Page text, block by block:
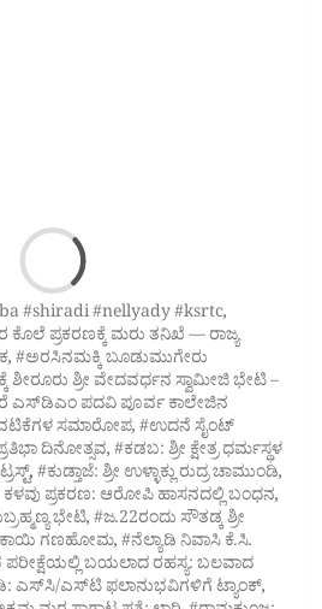
#shiradi #nellyady #ksrtc,
ಕೊಲೆ ಪ್ರಕರಣಕ್ಕೆ ಮರು ತನಿಖೆ — ರಾಜ್ಯ
,#ಅರಸಿನಮಕ್ಕಿ ಬೂಡುಮುಗೇರು
ಶೀರೂರು ಶ್ರೀ ವೇದವರ್ಧನ ಸ್ವಾಮೀಜಿ ಭೇಟಿ –
ಎಸ್‌ಡಿಎಂ ಪದವಿ ಪೂರ್ವ ಕಾಲೇಜಿನ
ಸಮಾರೋಪ,#ಉದನೆ ಸೈಂಟ್
ದಿನೋತ್ಸವ,#ಕಡಬ: ಶ್ರೀ ಕ್ಷೇತ್ರ ಧರ್ಮಸ್ಥಳ
,#ಕುಡ್ತಾಜೆ: ಶ್ರೀ ಉಳ್ಳಾಕ್ಲು ರುದ್ರ ಚಾಮುಂಡಿ,
ಕಳವು ಪ್ರಕರಣ: ಆರೋಪಿ ಹಾಸನದಲ್ಲಿ ಬಂಧನ,
ಭೇಟಿ,#ಜ.22ರಂದು ಸೌತಡ್ಕ ಶ್ರೀ
ಕಾಯಿ ಗಣಹೋಮ,#ನೆಲ್ಯಾಡಿ ನಿವಾಸಿ ಕೆ.ಸಿ.
ಪರೀಕ್ಷೆಯಲ್ಲಿ ಬಯಲಾದ ರಹಸ್ಯ: ಬಲವಾದ
ಎಸ್‌ಸಿ/ಎಸ್‌ಟಿ ಫಲಾನುಭವಿಗಳಿಗೆ ಟ್ಯಾಂಕ್,